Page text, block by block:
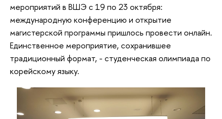
мероприятий в ВШЭ с 19 по 23 октября:
международную конференцию и открытие
магистерской программы пришлось провести онлайн.
Единственное мероприятие, сохранившее
традиционный формат, - студенческая олимпиада по
корейскому языку.